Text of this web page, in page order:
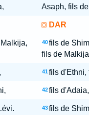
Asaph, fils
DAR
40 fils de
fils de
41 fils d'Ethni,
42 fils
43 fils de